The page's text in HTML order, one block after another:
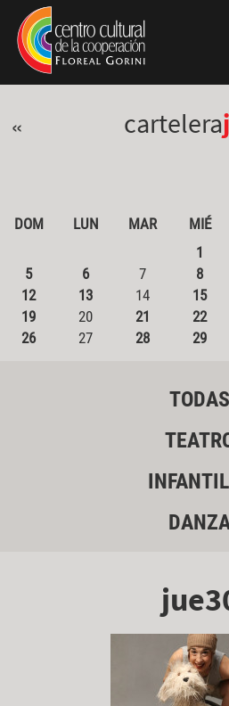
Pasar al contenido principal
Jump to main content
« cartelera
DOM LUN MAR MIÉ
1
5
6 7 8
12
13 14 15
19
20 21 22
26
27 28 29
TODAS